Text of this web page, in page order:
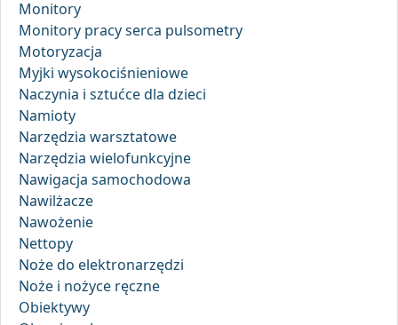
Monitory
Monitory pracy serca pulsometry
Motoryzacja
Myjki wysokociśnieniowe
Naczynia i sztućce dla dzieci
Namioty
Narzędzia warsztatowe
Narzędzia wielofunkcyjne
Nawigacja samochodowa
Nawilżacze
Nawożenie
Nettopy
Noże do elektronarzędzi
Noże i nożyce ręczne
Obiektywy